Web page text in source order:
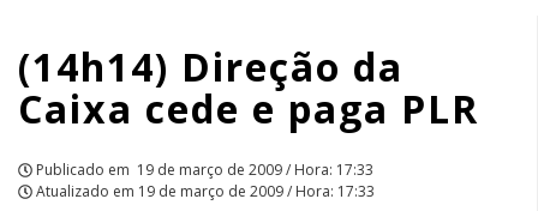
APCEF/SP
(14h14) Direção da
Caixa cede e paga PLR
Publicado em 19 de março de 2009 / Hora: 17:33
Atualizado em 19 de março de 2009 / Hora: 17:33